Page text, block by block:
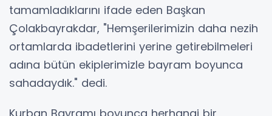
tamamladıklarını ifade eden Başkan
Çolakbayrakdar, "Hemşerilerimizin daha nezih
ortamlarda ibadetlerini yerine getirebilmeleri
adına bütün ekiplerimizle bayram boyunca
sahadaydık." dedi.